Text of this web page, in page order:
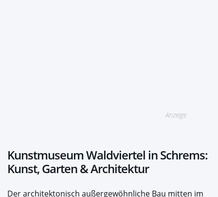
Anzeige
Kunstmuseum Waldviertel in Schrems:
Kunst, Garten & Architektur
Der architektonisch außergewöhnliche Bau mitten im